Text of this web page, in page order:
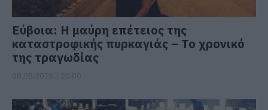
Εύβοια: Η μαύρη επέτειος της
καταστροφικής πυρκαγιάς – Το χρονικό
της τραγωδίας